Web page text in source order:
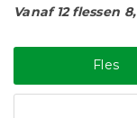
Vanaf 12 flessen
Fles